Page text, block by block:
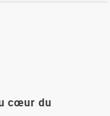
cœur du